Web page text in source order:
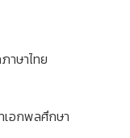
าษาไทย
เอกพลศึกษา